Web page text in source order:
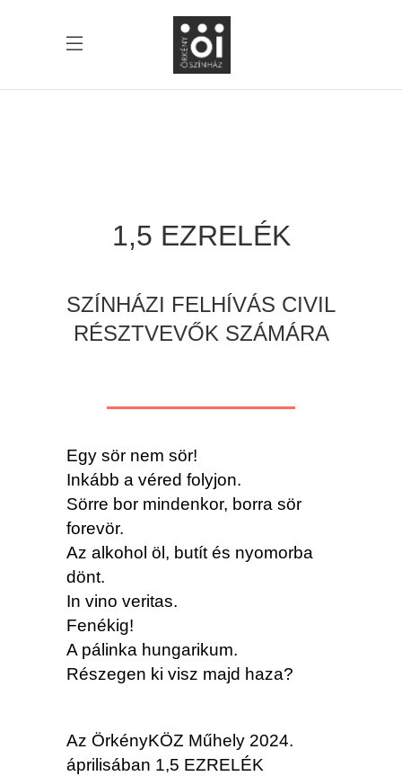
1,5 EZRELÉK
SZÍNHÁZI FELHÍVÁS CIVIL
RÉSZTVEVŐK SZÁMÁRA
Egy sör nem sör!
Inkább a véred folyjon.
Sörre bor mindenkor, borra sör
forevör.
Az alkohol öl, butít és nyomorba
dönt.
In vino veritas.
Fenékig!
A pálinka hungarikum.
Részegen ki visz majd haza?
Az ÖrkényKÖZ Műhely 2024.
áprilisában 1,5 EZRELÉK